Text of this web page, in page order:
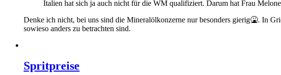
Italien hat sich ja auch nicht für die WM qualifiziert. Darum hat Frau
Denke ich nicht, bei uns sind die Mineralölkonzerne nur besonders gierig🤮. In
sowieso anders zu betrachten sind.
Spritpreise